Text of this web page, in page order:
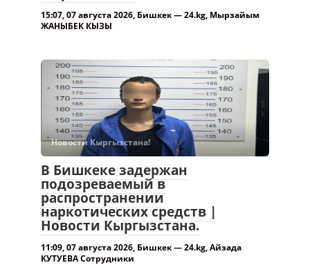
15:07, 07 августа 2026, Бишкек — 24.kg, Мырзайым
ЖАНЫБЕК КЫЗЫ
Новости Кыргызстана!
В Бишкеке задержан
подозреваемый в
распространении
наркотических средств |
Новости Кыргызстана.
11:09, 07 августа 2026, Бишкек — 24.kg, Айзада
КУТУЕВА Сотрудники